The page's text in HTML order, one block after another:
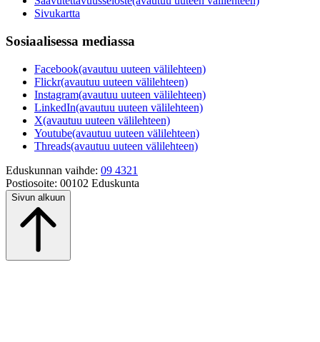
Sivukartta
Sosiaalisessa mediassa
Facebook(avautuu uuteen välilehteen)
Flickr(avautuu uuteen välilehteen)
Instagram(avautuu uuteen välilehteen)
LinkedIn(avautuu uuteen välilehteen)
X(avautuu uuteen välilehteen)
Youtube(avautuu uuteen välilehteen)
Threads(avautuu uuteen välilehteen)
Eduskunnan vaihde: 09 4321
Postiosoite: 00102 Eduskunta
Sivun alkuun